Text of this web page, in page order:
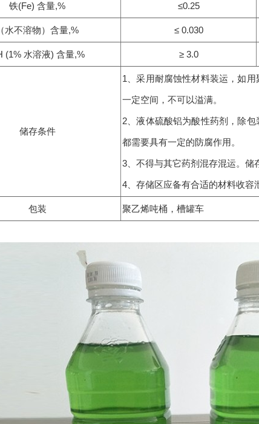
铁(Fe) 含量,% ≤0.25
（水不溶物）含量,% ≤ 0.030
(1% 水溶液) 含量,% ≥ 3.0
储存条件
1、采用耐腐蚀性材料装运，如
一定空间，不可以溢满。
2、液体硫酸铝为酸性药剂，除
都需要具有一定的防腐作用。
3、不得与其它药剂混存混运。储
4、存储区应备有合适的材料收容
包装 聚乙烯吨桶，槽罐车